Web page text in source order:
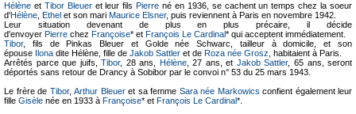
Hélène et Tibor Bleueret leur filsPierre né en 1936, se cachent un temps chez la soeur
d'Hélène Ethel et son mari Maurice Elsner, puis reviennent à Paris en novembre 1942.
Leur situation devenant de plus en plus précaire, il décide
d'envoyer Pierre chez Françoise* et François Le Cardinal* qui acceptent immédiatement.
Tibor, fils de Pinkas Bleuer et Golde née Schwarc, tailleur à domicile, et son
épouse Ilona dite Hélène, fille de Jakob Sattler et de Roza née Grosz , habitaient à Paris.
Arrêtés parce que juifs,Tibor, 28 ans, Hélène, 27 ans, et Jakob Sattler, 65 ans, seront
déportés sans retour de Drancy à Sobibor par le convoi n° 53 du 25 mars 1943.
Le frère de Tibor, Arthur Bleueret sa femme Sara née Markowics confient également leur
fille Gisèle née en 1933 à Françoise* et François Le Cardinal*.